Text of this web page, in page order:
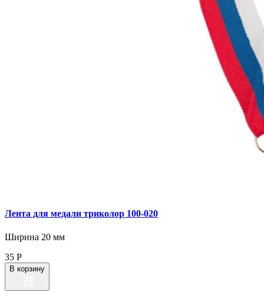
Лента для медали триколор 100‑020
Ширина 20 мм
35 Р
В корзину